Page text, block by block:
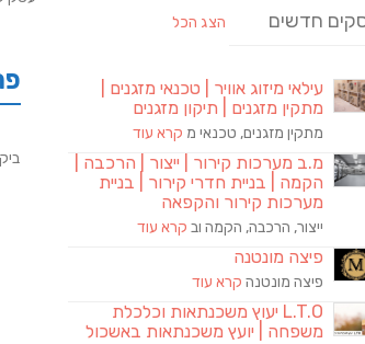
חדשים הצג הכל
עילאי מיזוג אוויר | טכנאי מזגנים |
מתקין מזגנים | תיקון מזגנים
מתקין מזגנים, טכנאי מ קרא עוד
מ.ב מערכות קירור | ייצור | הרכבה |
הקמה | בניית חדרי קירור | בניית
מערכות קירור והקפאה
ייצור, הרכבה, הקמה וב קרא עוד
פיצה מונטנה
פיצה מונטנה קרא עוד
L.T.O יעוץ משכנתאות וכלכלת
משפחה | יועץ משכנתאות באשכול